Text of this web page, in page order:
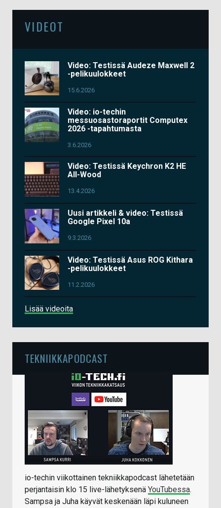
VIDEOT
Video: Testissä Audeze Maxwell 2
-pelikuulokkeet
15.6.2026
Video: io-techin
messuosastoraportit Computex
2026 -tapahtumasta
3.6.2026
Video: Testissä Keychron K2 HE
All-Wood
13.4.2026
Uusi artikkeli & video: Testissä
Google Pixel 10a
9.3.2026
Video: Testissä Asus ROG Kithara
-pelikuulokkeet
11.2.2026
Lisää videoita
TEKNIIKKAPODCAST
io-techin viikottainen tekniikkapodcast lähetetään
perjantaisin klo 15 live-lähetyksenä YouTubessa.
Sampsa ja Juha käyvät keskenään läpi kuluneen